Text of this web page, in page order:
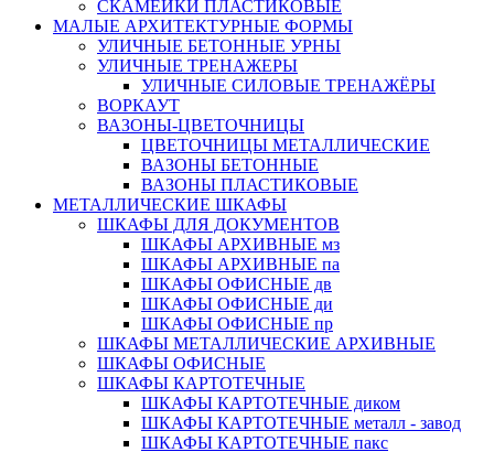
СКАМЕЙКИ ПЛАСТИКОВЫЕ
МАЛЫЕ АРХИТЕКТУРНЫЕ ФОРМЫ
УЛИЧНЫЕ БЕТОННЫЕ УРНЫ
УЛИЧНЫЕ ТРЕНАЖЕРЫ
УЛИЧНЫЕ СИЛОВЫЕ ТРЕНАЖЁРЫ
ВОРКАУТ
ВАЗОНЫ-ЦВЕТОЧНИЦЫ
ЦВЕТОЧНИЦЫ МЕТАЛЛИЧЕСКИЕ
ВАЗОНЫ БЕТОННЫЕ
ВАЗОНЫ ПЛАСТИКОВЫЕ
МЕТАЛЛИЧЕСКИЕ ШКАФЫ
ШКАФЫ ДЛЯ ДОКУМЕНТОВ
ШКАФЫ АРХИВНЫЕ мз
ШКАФЫ АРХИВНЫЕ па
ШКАФЫ ОФИСНЫЕ дв
ШКАФЫ ОФИСНЫЕ ди
ШКАФЫ ОФИСНЫЕ пр
ШКАФЫ МЕТАЛЛИЧЕСКИЕ АРХИВНЫЕ
ШКАФЫ ОФИСНЫЕ
ШКАФЫ КАРТОТЕЧНЫЕ
ШКАФЫ КАРТОТЕЧНЫЕ диком
ШКАФЫ КАРТОТЕЧНЫЕ металл - завод
ШКАФЫ КАРТОТЕЧНЫЕ пакс